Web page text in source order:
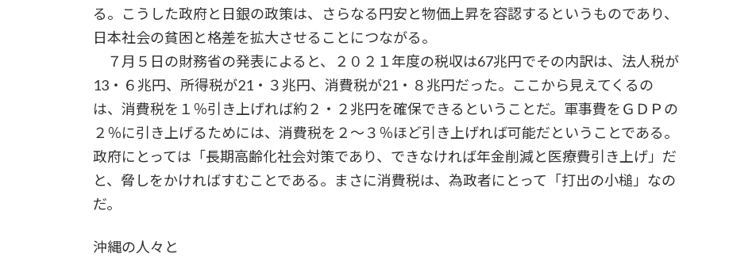
る。こうした政府と日銀の政策は、さらなる円安と物価上昇を容認するというものであり、
日本社会の貧困と格差を拡大させることにつながる。
７月５日の財務省の発表によると、２０２１年度の税収は67兆円でその内訳は、法人税が
13・６兆円、所得税が21・３兆円、消費税が21・８兆円だった。ここから見えてくるの
は、消費税を１％引き上げれば約２・２兆円を確保できるということだ。軍事費をＧＤＰの
２％に引き上げるためには、消費税を２～３％ほど引き上げれば可能だということである。
政府にとっては「長期高齢化社会対策であり、できなければ年金削減と医療費引き上げ」だ
と、脅しをかければすむことである。まさに消費税は、為政者にとって「打出の小槌」なの
だ。
沖縄の人々と